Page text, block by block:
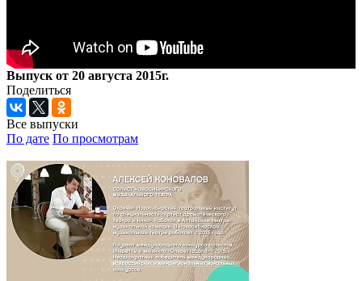
Выпуск от 20 августа 2015г.
Поделиться
Все выпуски
По дате По просмотрам